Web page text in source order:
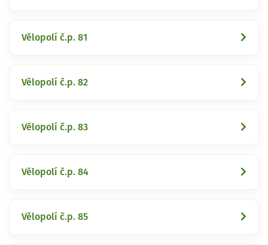
Vělopolí č.p. 81
Vělopolí č.p. 82
Vělopolí č.p. 83
Vělopolí č.p. 84
Vělopolí č.p. 85